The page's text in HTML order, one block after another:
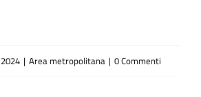
| Area metropolitana | 0 Commenti